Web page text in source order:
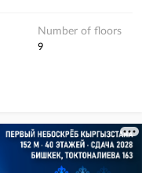
Number of floors
9